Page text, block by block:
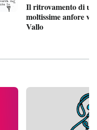
Il ritrovamento di
moltissime anfore
Vallo